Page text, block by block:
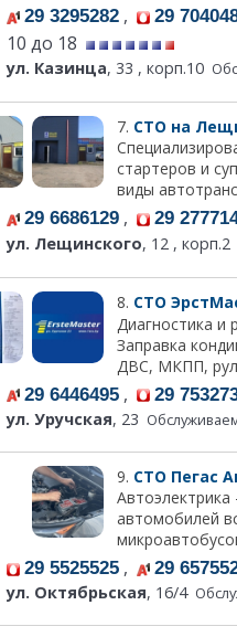
29 3295282 , 29
10 до 18
ул. Казинца, 33 , корп.10
7. СТО на
стартеров и
виды
29 6686129 , 29
ул. Лещинского, 12 , корп.2
8. СТО
Диагностика и
Заправка
ДВС, МКПП,
29 6446495 , 29
ул. Уручская, 23
9. СТО Пегас
автомобилей
29 5525525 , 29
ул. Октябрьская, 16/4